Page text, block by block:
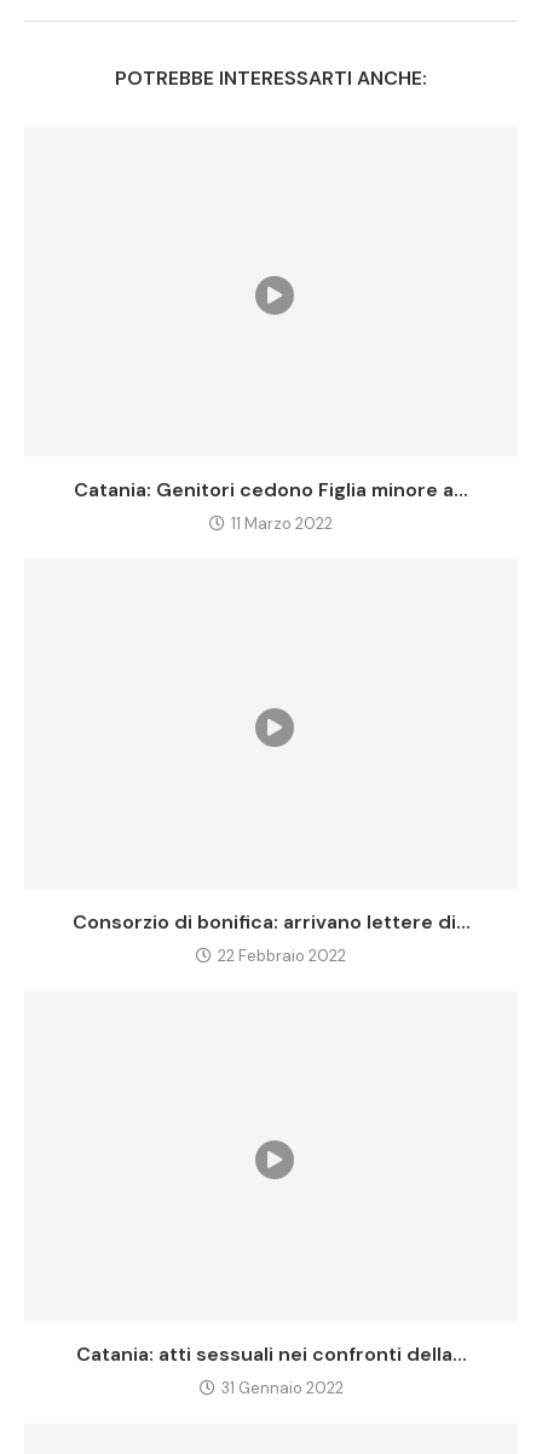
POTREBBE INTERESSARTI ANCHE:
Catania: Genitori cedono Figlia minore a...
11 Marzo 2022
Consorzio di bonifica: arrivano lettere di...
22 Febbraio 2022
Catania: atti sessuali nei confronti della...
31 Gennaio 2022